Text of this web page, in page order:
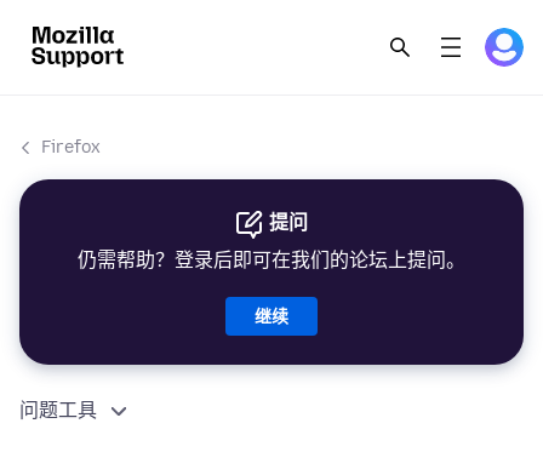
Firefox
提问
仍需帮助？登录后即可在我们的论坛上提问。
继续
问题工具